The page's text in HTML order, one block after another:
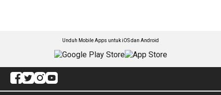
Unduh Mobile Apps untuk iOS dan Android